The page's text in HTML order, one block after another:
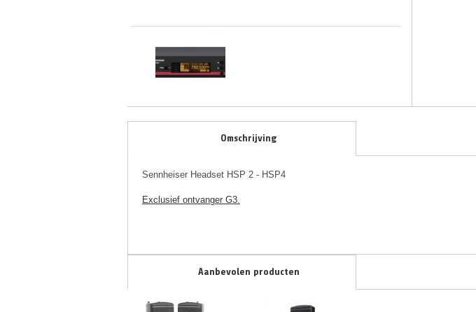
Omschrijving
Sennheiser Headset HSP 2 - HSP4
Exclusief ontvanger G3.
Aanbevolen producten